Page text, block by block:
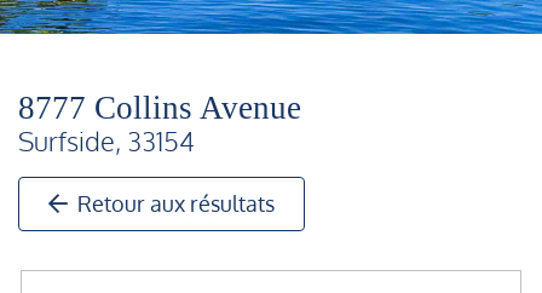
8777 Collins Avenue
Surfside, 33154
Retour aux résultats